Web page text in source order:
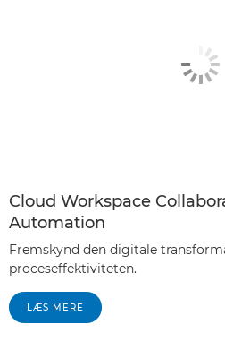
Cloud Workspace
Automation
Fremskynd den digitale
proceseffektiviteten.
LÆS MERE